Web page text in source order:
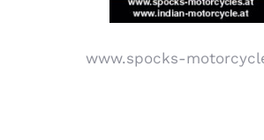
www.spocks-